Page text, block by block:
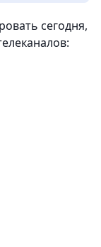
сегодня,